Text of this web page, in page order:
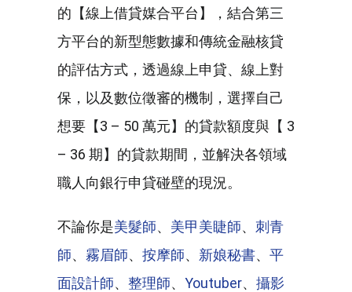
的【線上借貸媒合平台】，結合第三
方平台的新型態數據和傳統金融核貸
的評估方式，透過線上申貸、線上對
保，以及數位徵審的機制，選擇自己
想要【3 – 50 萬元】的貸款額度與【 3
– 36 期】的貸款期間，並解決各領域
職人向銀行申貸碰壁的現況。
不論你是美髮師、 美甲美睫師、 刺青
師、 霧眉師、 按摩師、 新娘秘書、 平
面設計師、 整理師、 Youtuber、 攝影